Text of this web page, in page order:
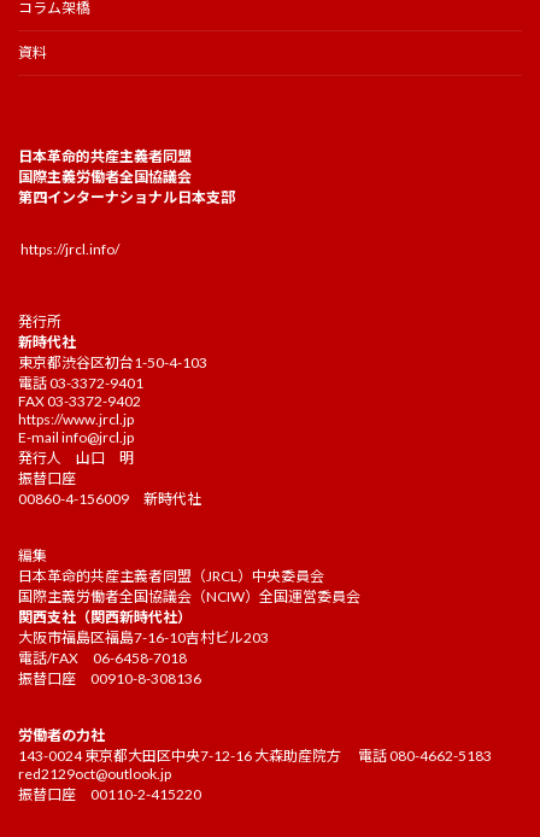
コラム架橋
資料
日本革命的共産主義者同盟
国際主義労働者全国協議会
第四インターナショナル日本支部
https://jrcl.info/
発行所
新時代社
東京都渋谷区初台1-50-4-103
電話 03-3372-9401
FAX 03-3372-9402
https://www.jrcl.jp
E-mail info@jrcl.jp
発行人 山口 明
振替口座
00860-4-156009 新時代社
編集
日本革命的共産主義者同盟（JRCL）中央委員会
国際主義労働者全国協議会（NCIW）全国運営委員会
関西支社（関西新時代社）
大阪市福島区福島7-16-10吉村ビル203
電話/FAX 06-6458-7018
振替口座 00910-8-308136
労働者の力社
143-0024 東京都大田区中央7-12-16 大森助産院方 電話 080-4662-5183
red2129oct@outlook.jp
振替口座 00110-2-415220